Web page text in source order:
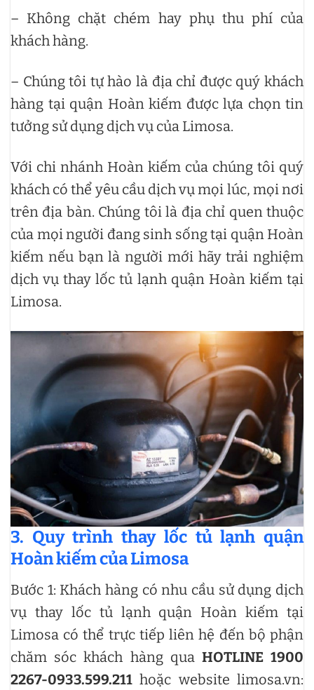
– Không chặt chém hay phụ thu phí của
khách hàng.
– Chúng tôi tự hào là địa chỉ được quý khách
hàng tại quận Hoàn kiếm được lựa chọn tin
tưởng sử dụng dịch vụ của Limosa.
Với chi nhánh Hoàn kiếm của chúng tôi quý
khách có thể yêu cầu dịch vụ mọi lúc, mọi nơi
trên địa bàn. Chúng tôi là địa chỉ quen thuộc
của mọi người đang sinh sống tại quận Hoàn
kiếm nếu bạn là người mới hãy trải nghiệm
dịch vụ thay lốc tủ lạnh quận Hoàn kiếm tại
Limosa.
3. Quy trình thay lốc tủ lạnh quận
Hoàn kiếm của Limosa
Bước 1: Khách hàng có nhu cầu sử dụng dịch
vụ thay lốc tủ lạnh quận Hoàn kiếm tại
Limosa có thể trực tiếp liên hệ đến bộ phận
chăm sóc khách hàng qua HOTLINE 1900
2267-0933.599.211 hoặc website limosa.vn: